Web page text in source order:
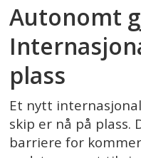
Autonomt
plass
Et nytt
skip er nå på plass.
barriere for